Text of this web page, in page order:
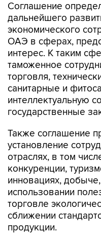
Соглашение
дальнейшего
экономического
ОАЭ в сферах,
интерес. К таким
таможенное
торговля,
санитарные и
интеллектуальную
государственные
Также соглашение
установление
отраслях, в том
конкуренции,
инновациях,
использовании
торговле
сближении
продукции.